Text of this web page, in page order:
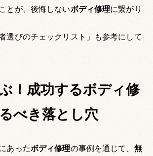
とが、後悔しないボディ修理に繋がり
選びのチェックリスト」 も参考にして
！成功するボディ修
べき落とし穴
あったボディ修理の事例を通じて、 無